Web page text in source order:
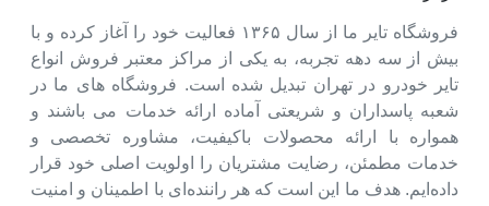
فروشگاه تایر ما از سال ۱۳۶۵ فعالیت خود را آغاز کرده و با
بیش از سه دهه تجربه، به یکی از مراکز معتبر فروش انواع
تایر خودرو در تهران تبدیل شده است. فروشگاه های ما در
شعبه پاسداران و شریعتی آماده ارائه خدمات می باشند و
همواره با ارائه محصولات باکیفیت، مشاوره تخصصی و
خدمات مطمئن، رضایت مشتریان را اولویت اصلی خود قرار
داده‌ایم. هدف ما این است که هر راننده‌ای با اطمینان و امنیت